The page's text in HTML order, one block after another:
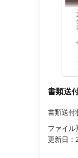
書類送
書類送付
ファイル
更新日：